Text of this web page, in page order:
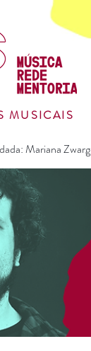
MUSICAIS
Mariana Zwarg